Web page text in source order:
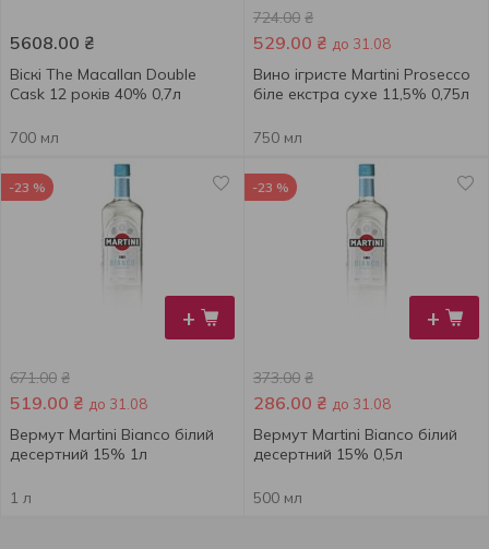
5608.00 ₴
Віскі The Macallan Double
Cask 12 років 40% 0,7л
700 мл
724.00 ₴
529.00 ₴ до 31.08
Вино ігристе Martini Prosecco
біле екстра сухе 11,5% 0,75л
750 мл
+
-23 %
671.00 ₴
519.00 ₴ до 31.08
Вермут Martini Bianco білий
десертний 15% 1л
1 л
+
-23 %
373.00 ₴
286.00 ₴ до 31.08
Вермут Martini Bianco білий
десертний 15% 0,5л
500 мл